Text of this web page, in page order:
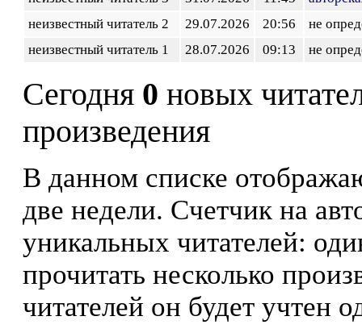
неизвестный читатель 2
29.07.2026 20:56
не
неизвестный читатель 1
28.07.2026 09:13 не
Сегодня 0 новых
произведения
В данном списке
две недели. Счетчик на
уникальных читателей:
прочитать несколько
читателей он будет учтен